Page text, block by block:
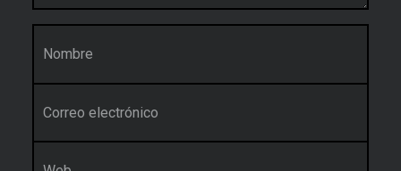
Nombre
*
Web